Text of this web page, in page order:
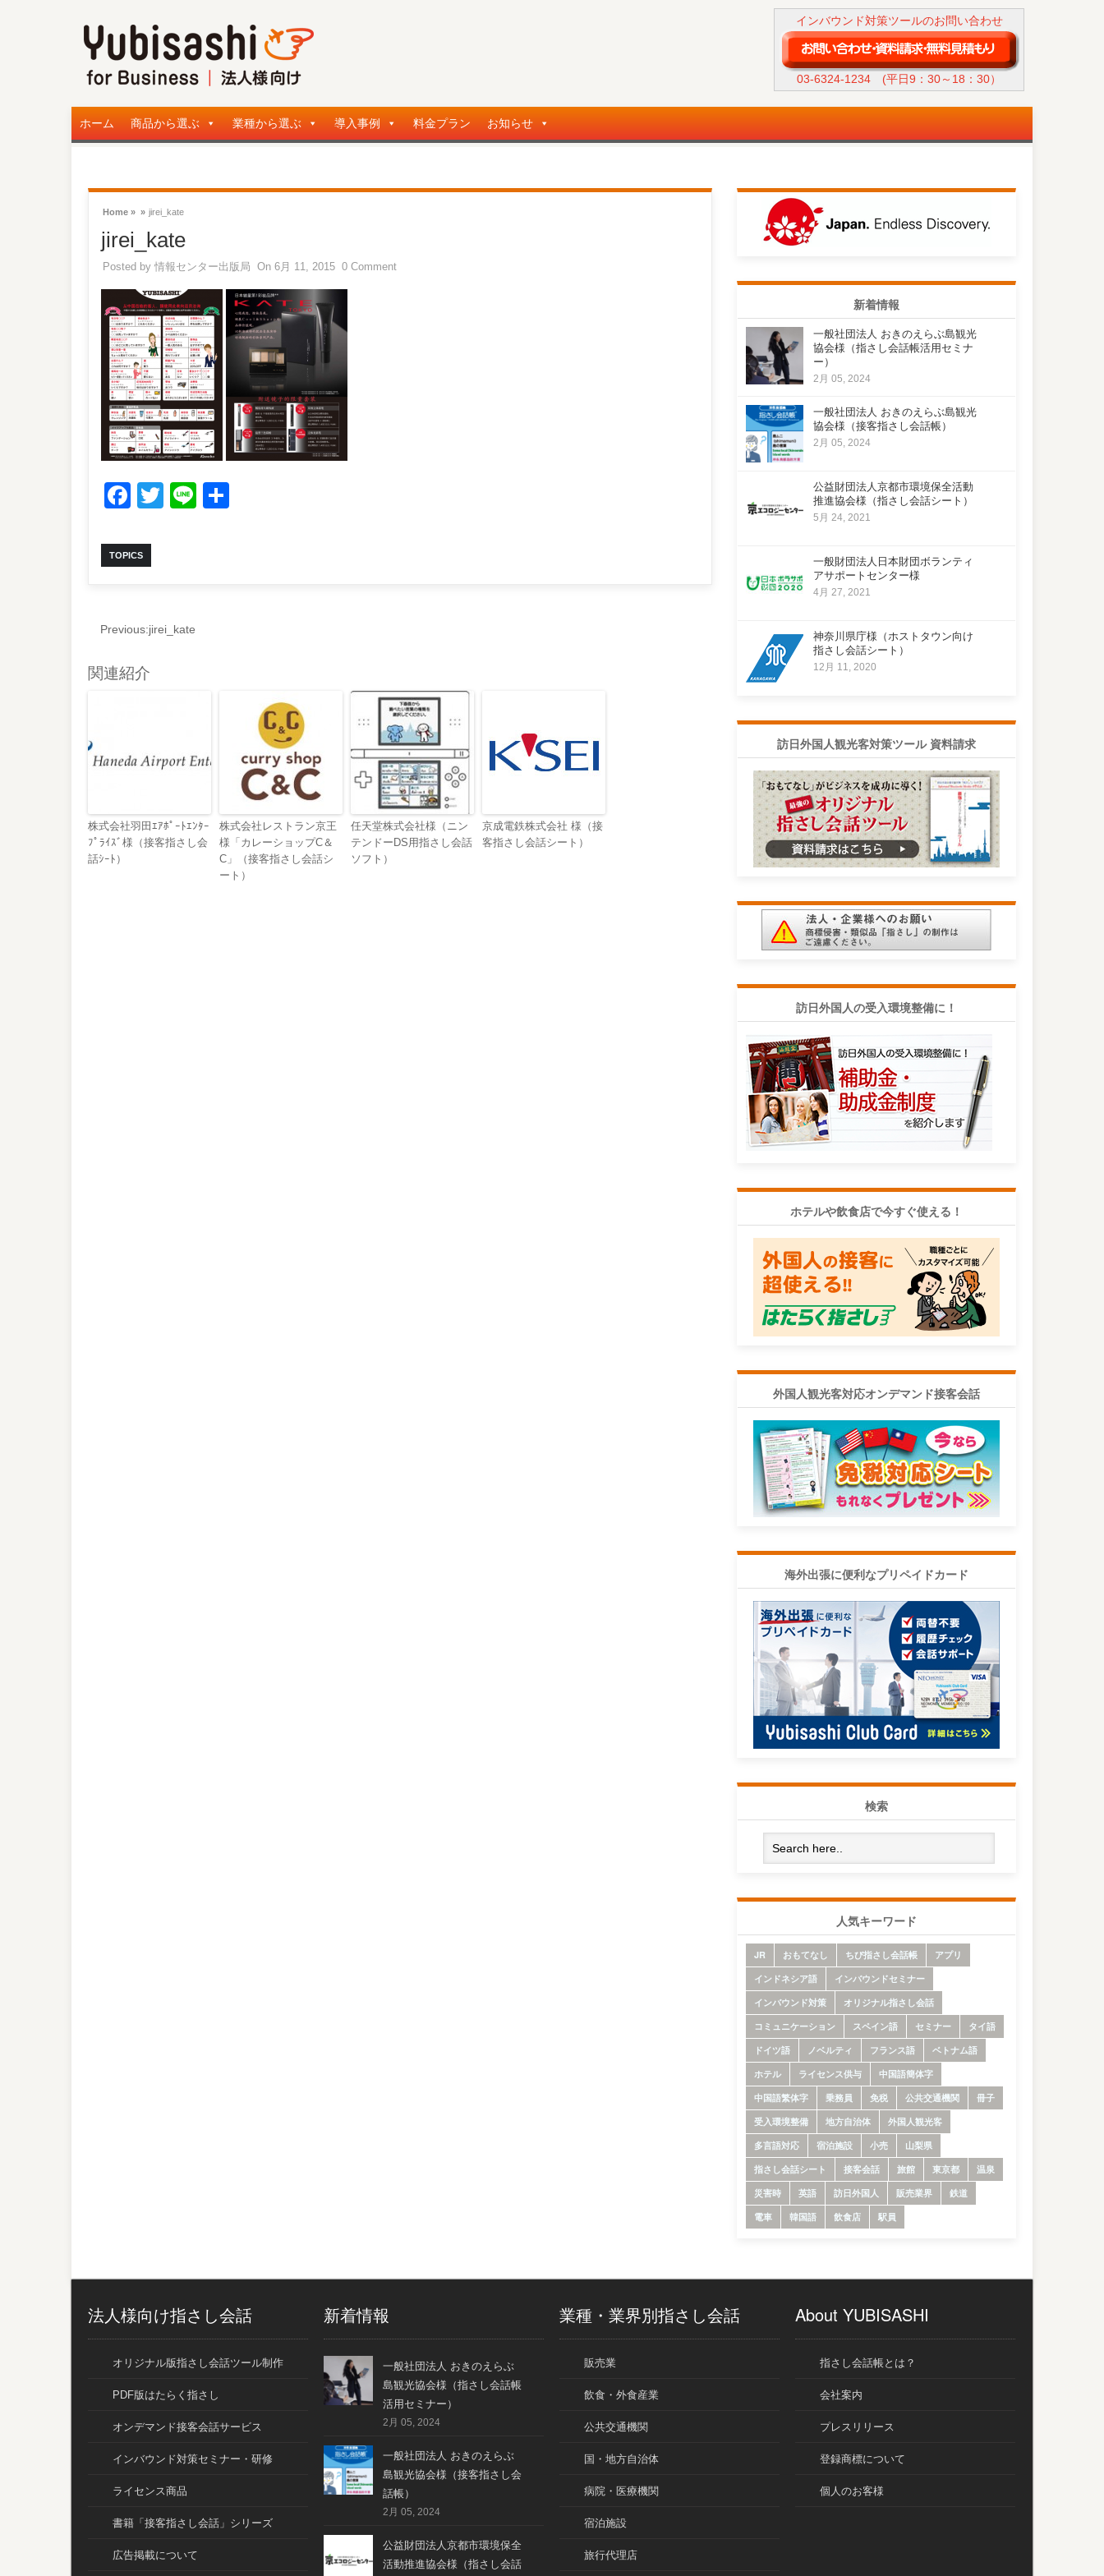
インバウンド対策ツールのお問い合わせ
03-6324-1234 (平日9：30～18：30）
ホーム 商品から選ぶ 業種から選ぶ 導入事例 料金プラン お知らせ
Home » » jirei_kate
jirei_kate
Posted by 情報センター出版局 On 6月 11, 2015 0 Comment
Facebook
Twitter
Line
TOPICS
Previous:jirei_kate
関連紹介
株式会社羽田ｴｱﾎﾟｰﾄｴﾝﾀｰ
ﾌﾟﾗｲｽﾞ様（接客指さし会
話ｼｰﾄ）
株式会社レストラン京王
様「カレーショップC＆
C」（接客指さし会話シ
ート）
任天堂株式会社様（ニン
テンドーDS用指さし会話
ソフト）
京成電鉄株式会社 様（接
客指さし会話シート）
新着情報
一般社団法人 おきのえらぶ島観光
協会様（指さし会話帳活用セミナ
ー）
2月 05, 2024
一般社団法人 おきのえらぶ島観光
協会様（接客指さし会話帳）
2月 05, 2024
公益財団法人京都市環境保全活動
推進協会様（指さし会話シート）
5月 24, 2021
一般財団法人日本財団ボランティ
アサポートセンター様
4月 27, 2021
神奈川県庁様（ホストタウン向け
指さし会話シート）
12月 11, 2020
訪日外国人観光客対策ツール 資料請求
訪日外国人の受入環境整備に！
ホテルや飲食店で今すぐ使える！
外国人観光客対応オンデマンド接客会話
海外出張に便利なプリペイドカード
検索
人気キーワード
JR おもてなし ちび指さし会話帳
アプリ
インドネシア語
インバウンドセミナー
インバウンド対策
オリジナル指さし会話
コミュニケーション
スペイン語 セミナー
タイ語
ドイツ語
ノベルティ フランス語
ベトナム語
ホテル
ライセンス供与
中国語簡体字
中国語繁体字
乗務員 免税 公共交通機関
冊子
受入環境整備
地方自治体
外国人観光客
多言語対応
宿泊施設 小売
山梨県
指さし会話シート
接客会話 旅館 東京都
温泉
災害時
英語 訪日外国人 販売業界
鉄道
電車
韓国語 飲食店 駅員
法人様向け指さし会話
オリジナル版指さし会話ツール制作
PDF版はたらく指さし
オンデマンド接客会話サービス
インバウンド対策セミナー・研修
ライセンス商品
書籍「接客指さし会話」シリーズ
広告掲載について
新着情報
一般社団法人 おきのえらぶ
島観光協会様（指さし会話帳
活用セミナー）
2月 05, 2024
一般社団法人 おきのえらぶ
島観光協会様（接客指さし会
話帳）
2月 05, 2024
公益財団法人京都市環境保全
活動推進協会様（指さし会話
業種・業界別指さし会話
販売業
飲食・外食産業
公共交通機関
国・地方自治体
病院・医療機関
宿泊施設
旅行代理店
About YUBISASHI
指さし会話帳とは？
会社案内
プレスリリース
登録商標について
個人のお客様